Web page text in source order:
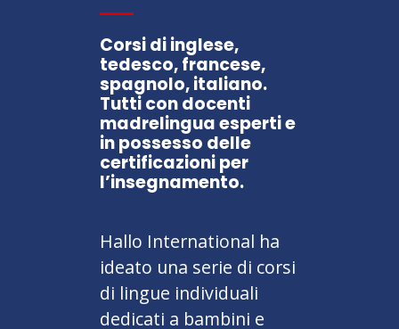
Corsi di inglese,
tedesco, francese,
spagnolo, italiano.
Tutti con docenti
madrelingua esperti e
in possesso delle
certificazioni per
l’insegnamento.
Hallo International ha
ideato una serie di corsi
di lingue individuali
dedicati a bambini e